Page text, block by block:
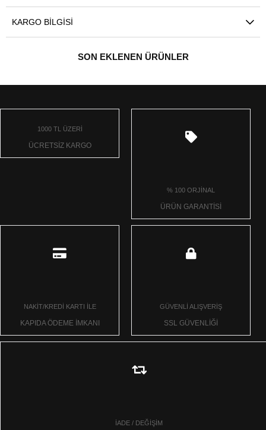
KARGO BILGISI
SON EKLENEN ÜRÜNLER
1000 TL ÜZERİ
ÜCRETSİZ KARGO
% 100 ORJİNAL
ÜRÜN GARANTİSİ
NAKİT/KREDİ KARTI İLE
KAPIDA ÖDEME İMKANI
GÜVENLİ ALIŞVERİŞ
SSL GÜVENLİĞİ
İADE / DEĞİŞİM